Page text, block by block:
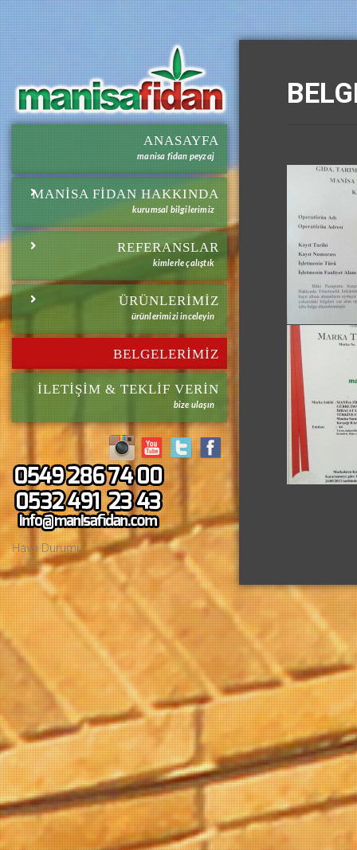
ANASAYFA
manisa fidan peyzaj
MANISA FIDAN HAKKINDA
kurumsal bilgilerimiz
REFERANSLAR
kimlerle çalıştık
ÜRÜNLERİMİZ
ürünlerimizi inceleyin
BELGELERİMİZ
İLETIŞIM & TEKLIF VERIN
bize ulaşın
Hava Durumu